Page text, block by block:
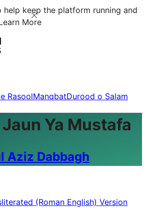
help keep the platform running and
More
RasoolManqbatDurood o Salam
Ya Mustafa
Aziz Dabbagh
(Roman English) Version